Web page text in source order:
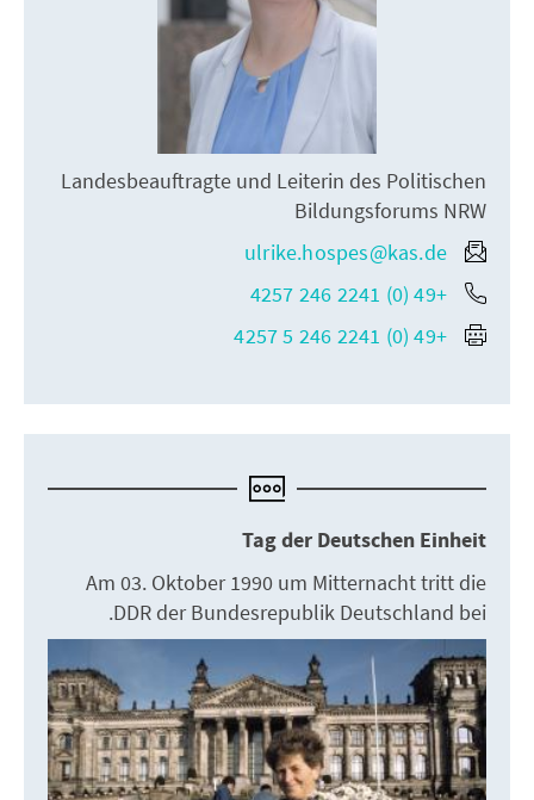
Landesbeauftragte und Leiterin des Politischen
Bildungsforums NRW
ulrike.hospes@kas.de
+49 (0) 2241 246 4257
+49 (0) 2241 246 5 4257
Tag der Deutschen Einheit
Am 03. Oktober 1990 um Mitternacht tritt die
DDR der Bundesrepublik Deutschland bei.